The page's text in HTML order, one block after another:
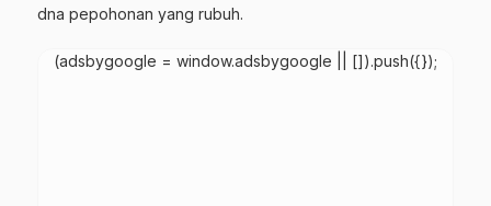
dna pepohonan yang rubuh.
(adsbygoogle = window.adsbygoogle || []).push({});